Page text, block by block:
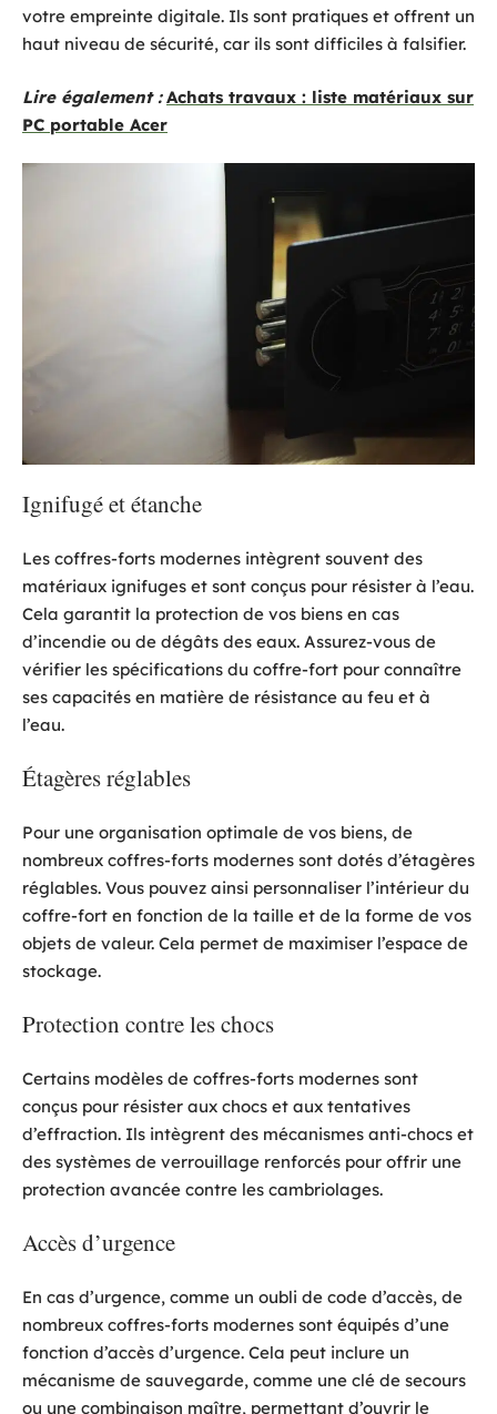
votre empreinte digitale. Ils sont pratiques et offrent un
haut niveau de sécurité, car ils sont difficiles à falsifier.
Lire également : Achats travaux : liste matériaux sur
PC portable Acer
Ignifugé et étanche
Les coffres-forts modernes intègrent souvent des
matériaux ignifuges et sont conçus pour résister à l’eau.
Cela garantit la protection de vos biens en cas
d’incendie ou de dégâts des eaux. Assurez-vous de
vérifier les spécifications du coffre-fort pour connaître
ses capacités en matière de résistance au feu et à
l’eau.
Étagères réglables
Pour une organisation optimale de vos biens, de
nombreux coffres-forts modernes sont dotés d’étagères
réglables. Vous pouvez ainsi personnaliser l’intérieur du
coffre-fort en fonction de la taille et de la forme de vos
objets de valeur. Cela permet de maximiser l’espace de
stockage.
Protection contre les chocs
Certains modèles de coffres-forts modernes sont
conçus pour résister aux chocs et aux tentatives
d’effraction. Ils intègrent des mécanismes anti-chocs et
des systèmes de verrouillage renforcés pour offrir une
protection avancée contre les cambriolages.
Accès d’urgence
En cas d’urgence, comme un oubli de code d’accès, de
nombreux coffres-forts modernes sont équipés d’une
fonction d’accès d’urgence. Cela peut inclure un
mécanisme de sauvegarde, comme une clé de secours
ou une combinaison maître, permettant d’ouvrir le